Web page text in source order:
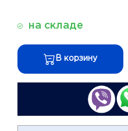
на складе
В корзину